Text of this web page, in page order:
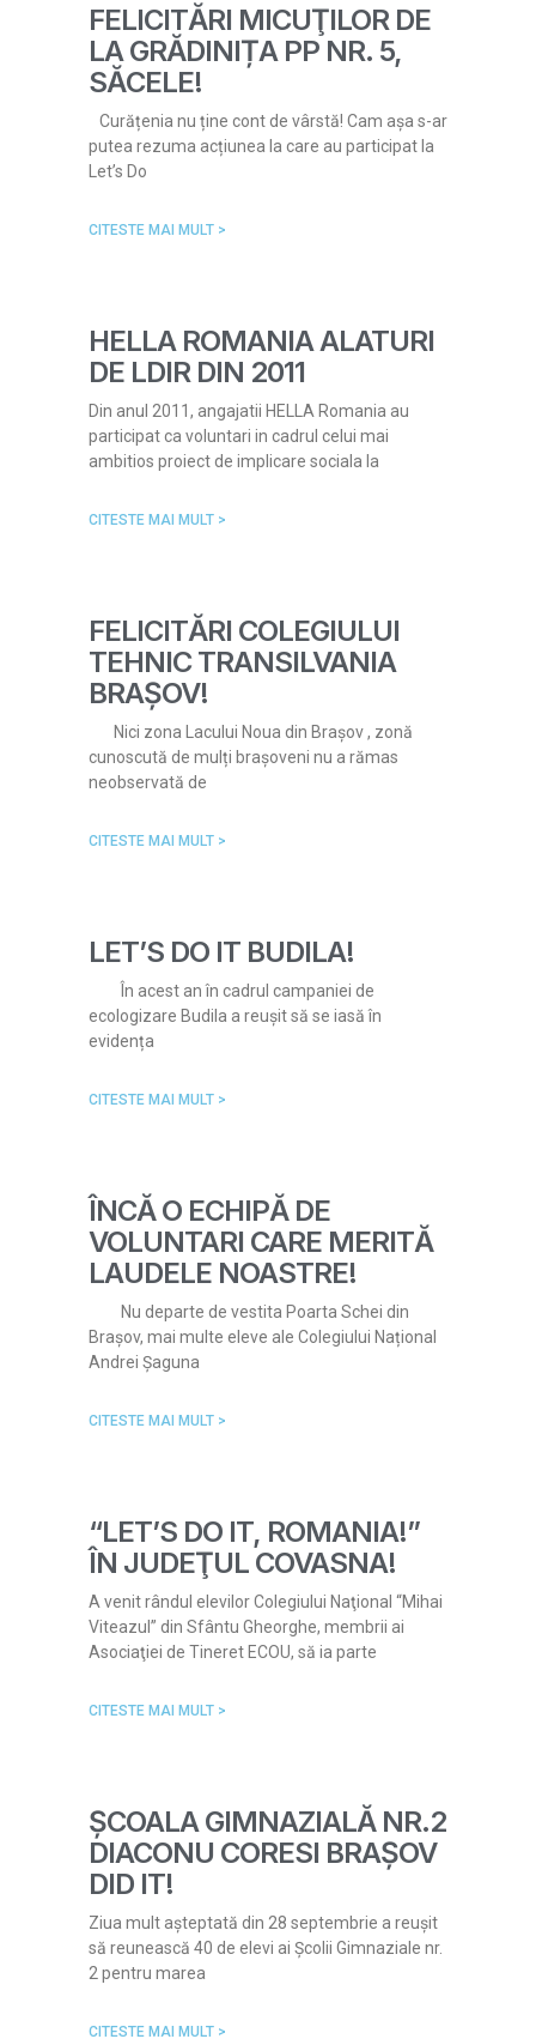
FELICITĂRI MICUŢILOR DE
LA GRĂDINIȚA PP NR. 5,
SĂCELE!
Curățenia nu ține cont de vârstă! Cam așa s-ar
putea rezuma acțiunea la care au participat la
Let’s Do
CITESTE MAI MULT >
HELLA ROMANIA ALATURI
DE LDIR DIN 2011
Din anul 2011, angajatii HELLA Romania au
participat ca voluntari in cadrul celui mai
ambitios proiect de implicare sociala la
CITESTE MAI MULT >
FELICITĂRI COLEGIULUI
TEHNIC TRANSILVANIA
BRAȘOV!
Nici zona Lacului Noua din Brașov , zonă
cunoscută de mulți brașoveni nu a rămas
neobservată de
CITESTE MAI MULT >
LET’S DO IT BUDILA!
În acest an în cadrul campaniei de
ecologizare Budila a reușit să se iasă în
evidența
CITESTE MAI MULT >
ÎNCĂ O ECHIPĂ DE
VOLUNTARI CARE MERITĂ
LAUDELE NOASTRE!
Nu departe de vestita Poarta Schei din
Brașov, mai multe eleve ale Colegiului Național
Andrei Șaguna
CITESTE MAI MULT >
“LET’S DO IT, ROMANIA!”
ÎN JUDEŢUL COVASNA!
A venit rândul elevilor Colegiului Naţional “Mihai
Viteazul” din Sfântu Gheorghe, membrii ai
Asociaţiei de Tineret ECOU, să ia parte
CITESTE MAI MULT >
ȘCOALA GIMNAZIALĂ NR.2
DIACONU CORESI BRAȘOV
DID IT!
Ziua mult așteptată din 28 septembrie a reușit
să reunească 40 de elevi ai Școlii Gimnaziale nr.
2 pentru marea
CITESTE MAI MULT >